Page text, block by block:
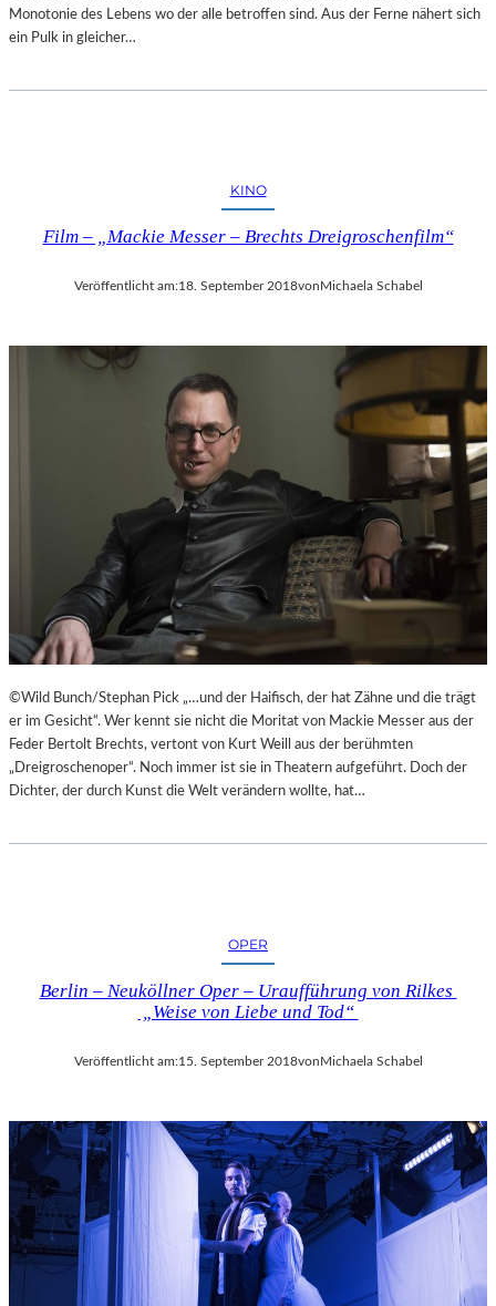
Monotonie des Lebens wo der alle betroffen sind. Aus der Ferne nähert sich
ein Pulk in gleicher…
KINO
Film – „Mackie Messer – Brechts Dreigroschenfilm“
Veröffentlicht am:18. September 2018vonMichaela Schabel
©Wild Bunch/Stephan Pick „…und der Haifisch, der hat Zähne und die trägt
er im Gesicht“. Wer kennt sie nicht die Moritat von Mackie Messer aus der
Feder Bertolt Brechts, vertont von Kurt Weill aus der berühmten
„Dreigroschenoper“. Noch immer ist sie in Theatern aufgeführt. Doch der
Dichter, der durch Kunst die Welt verändern wollte, hat…
OPER
Berlin – Neuköllner Oper – Uraufführung von Rilkes
„Weise von Liebe und Tod“
Veröffentlicht am:15. September 2018vonMichaela Schabel